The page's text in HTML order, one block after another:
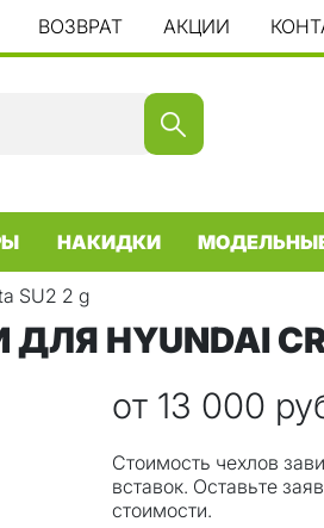
ВОЗВРАТ АКЦИИ
НАКИДКИ
SU2 2 g
HYUNDAI
от 13 000
Стоимость чехлов
вставок. Оставьте
стоимости.